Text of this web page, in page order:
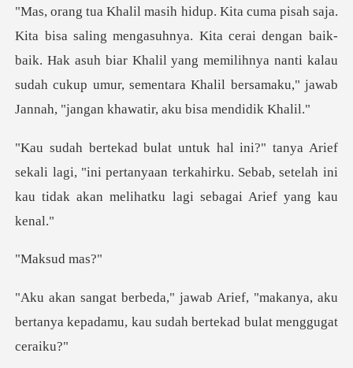
ta cerai dengan baik-
baik. Hak asuh biar Khalil yang memilihnya nanti kalau
sudah cukup um
li lagi, "ini pertanyaan terkahirku. Sebab, setelah ini
ka
sud
"makanya, aku
bertanya kepadamu, kau s